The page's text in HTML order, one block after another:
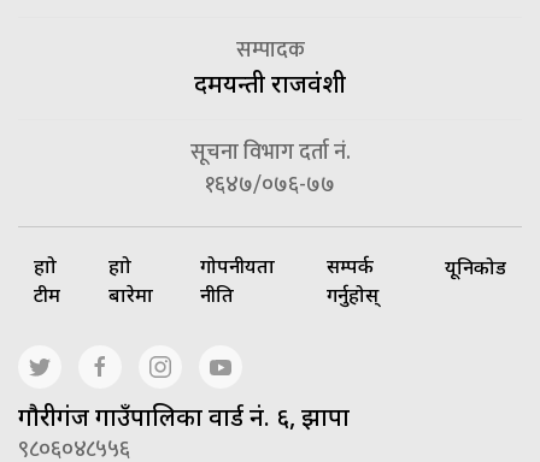
सम्पादक
दमयन्ती राजवंशी
सूचना विभाग दर्ता नं.
१६४७/०७६-७७
हाम्रो
टीम
हाम्रो
बारेमा
गोपनीयता
नीति
सम्पर्क
गर्नुहोस्
यूनिकोड
गाैरीगंज गाउँपालिका वार्ड नं. ६, झापा
९८०६०४८५५६